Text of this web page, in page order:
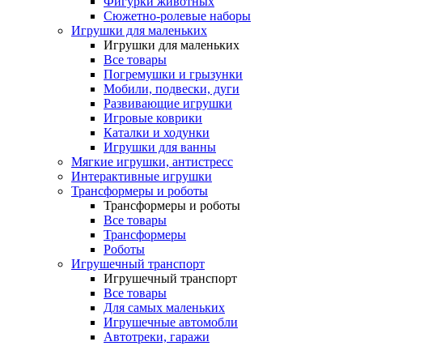
Сюжетно-ролевые наборы
Игрушки для маленьких
Игрушки для маленьких
Все товары
Погремушки и грызунки
Мобили, подвески, дуги
Развивающие игрушки
Игровые коврики
Каталки и ходунки
Игрушки для ванны
Мягкие игрушки, антистресс
Интерактивные игрушки
Трансформеры и роботы
Трансформеры и роботы
Все товары
Трансформеры
Роботы
Игрушечный транспорт
Игрушечный транспорт
Все товары
Для самых маленьких
Игрушечные автомобли
Автотреки, гаражи